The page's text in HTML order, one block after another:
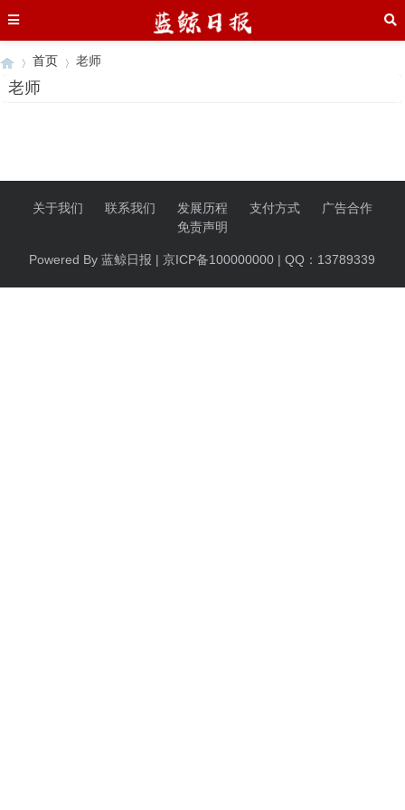
首页 老师
老师
关于我们 联系我们 发展历程 支付方式
广告合作
免责声明
Powered By 蓝鲸日报 | 京ICP备100000000 | QQ：13789339